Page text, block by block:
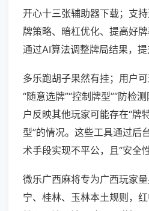
开心十三张辅助器下载；支
牌策略、暗杠优化、提高好牌
通过AI算法调整牌局结果，提
多乐跑胡子果然有挂；用户
“随意选牌”“控制牌型”“防检
户反映其他玩家可能存在“牌
型”的情况。这些工具通过后
术手段实现不平公，且“安全性
微乐广西麻将专为广西玩家
宁、桂林、玉林本土规则，